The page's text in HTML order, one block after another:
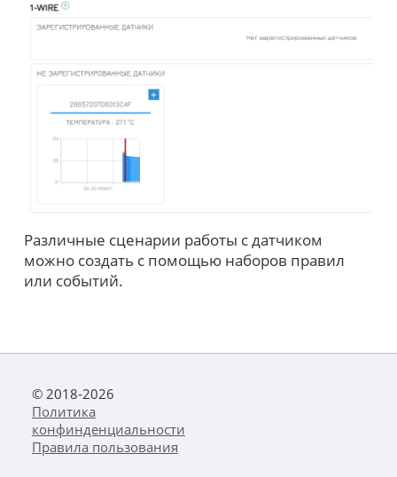
Различные сценарии работы с датчиком
можно создать с помощью наборов правил
или событий.
© 2018-2026
Политика
конфинденциальности
Правила пользования